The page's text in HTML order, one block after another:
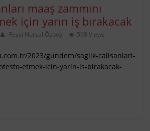
maaş zammını
için yarın iş bırakacak
Feyzi Nursal Özbey 598 Views
2023/gundem/saglik-calisanlari-
etmek-icin-yarin-is-birakacak-